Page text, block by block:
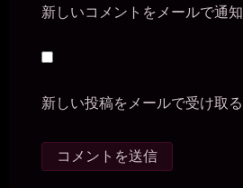
新しいコメントをメールで通知
新しい投稿をメールで受け取る